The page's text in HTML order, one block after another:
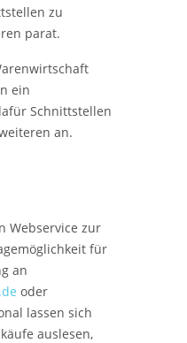
zu
parat.
ein
Schnittstellen
an.
Webservice zur
für
an
oder
lassen sich
auslesen,